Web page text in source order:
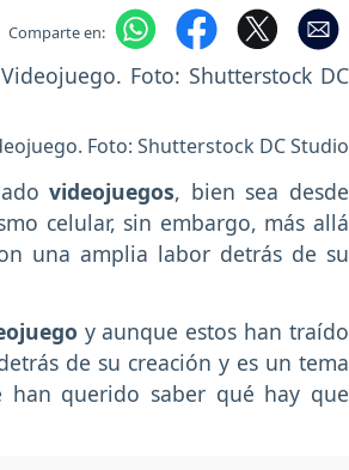
Comparte en:
Foto: Shutterstock DC Studio
videojuegos, bien sea desde
celular, sin embargo, más allá
una amplia labor detrás de su
y aunque estos han traído
de su creación y es un tema
han querido saber qué hay que